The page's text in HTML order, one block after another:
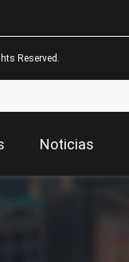
Reserved.
Noticias